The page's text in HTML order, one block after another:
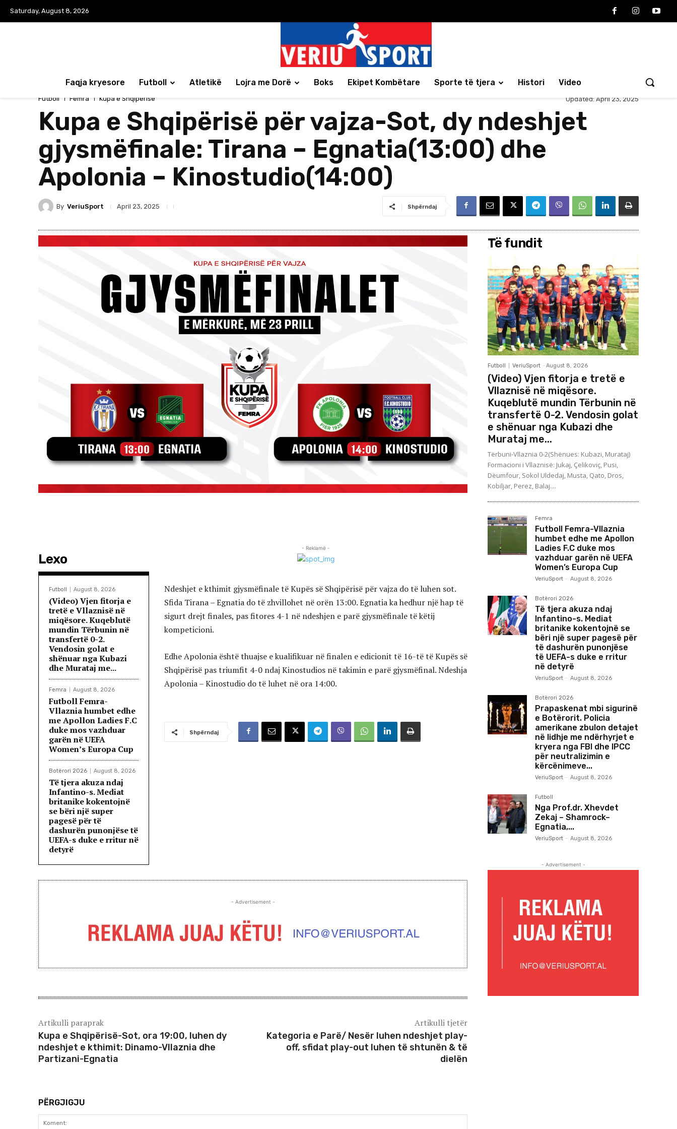
Saturday, August 8, 2026
Faqja kryesore Futboll Atletikë Lojra me Dorë Boks Ekipet Kombëtare Sporte të tjera Histori Video
Futboll Femra Kupa e Shqipërisë Updated: April 23, 2025
Kupa e Shqipërisë për vajza-Sot, dy ndeshjet
gjysmëfinale: Tirana – Egnatia(13:00) dhe
Apolonia – Kinostudio(14:00)
By VeriuSport April 23, 2025 Shpërndaj
Lexo
Futboll August 8, 2026
(Video) Vjen fitorja e
tretë e Vllaznisë në
miqësore. Kuqeblutë
mundin Tërbunin në
transfertë 0-2.
Vendosin golat e
shënuar nga Kubazi
dhe Murataj me...
Femra August 8, 2026
Futboll Femra-
Vllaznia humbet edhe
me Apollon Ladies F.C
duke mos vazhduar
garën në UEFA
Women’s Europa Cup
Botërori 2026 August 8, 2026
Të tjera akuza ndaj
Infantino-s. Mediat
britanike kokentojnë
se bëri një super
pagesë për të
dashurën punonjëse të
UEFA-s duke e rritur në
detyrë
- Reklamë -
Ndeshjet e kthimit gjysmëfinale të Kupës së Shqipërisë për vajza do të luhen sot.
Sfida Tirana – Egnatia do të zhvillohet në orën 13:00. Egnatia ka hedhur një hap të
sigurt drejt finales, pas fitores 4-1 në ndeshjen e parë gjysmëfinale të këtij
kompeticioni.
Edhe Apolonia është thuajse e kualifikuar në finalen e edicionit të 16-të të Kupës së
Shqipërisë pas triumfit 4-0 ndaj Kinostudios në takimin e parë gjysmëfinal. Ndeshja
Apolonia – Kinostudio do të luhet në ora 14:00.
Shpërndaj
- Advertisement -
Artikulli paraprak
Kupa e Shqipërisë-Sot, ora 19:00, luhen dy
ndeshjet e kthimit: Dinamo-Vllaznia dhe
Partizani-Egnatia
Artikulli tjetër
Kategoria e Parë/ Nesër luhen ndeshjet play-
off, sfidat play-out luhen të shtunën & të
dielën
PËRGJIGJU
Të fundit
Futboll VeriuSport - August 8, 2026
(Video) Vjen fitorja e tretë e
Vllaznisë në miqësore.
Kuqeblutë mundin Tërbunin në
transfertë 0-2. Vendosin golat
e shënuar nga Kubazi dhe
Murataj me...
Tërbuni-Vllaznia 0-2(Shënues: Kubazi, Murataj)
Formacioni i Vllaznisë: Jukaj, Çelikoviç, Pusi,
Dëumfour, Sokol Uldedaj, Musta, Qato, Dros,
Kobiljar, Perez, Balaj....
Femra
Futboll Femra-Vllaznia
humbet edhe me Apollon
Ladies F.C duke mos
vazhduar garën në UEFA
Women’s Europa Cup
VeriuSport - August 8, 2026
Botërori 2026
Të tjera akuza ndaj
Infantino-s. Mediat
britanike kokentojnë se
bëri një super pagesë për
të dashurën punonjëse
të UEFA-s duke e rritur
në detyrë
VeriuSport - August 8, 2026
Botërori 2026
Prapaskenat mbi sigurinë
e Botërorit. Policia
amerikane zbulon detajet
në lidhje me ndërhyrjet e
kryera nga FBI dhe IPCC
për neutralizimin e
kërcënimeve...
VeriuSport - August 8, 2026
Futboll
Nga Prof.dr. Xhevdet
Zekaj – Shamrock–
Egnatia,...
VeriuSport - August 8, 2026
- Advertisement -